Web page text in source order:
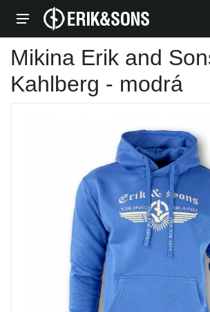
Mikina Erik and
Kahlberg - modrá